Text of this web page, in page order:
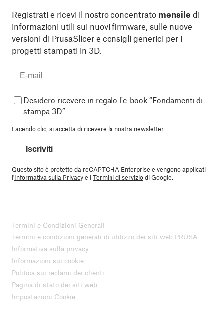
Registrati e ricevi il nostro concentrato mensile di
informazioni utili sui nuovi firmware, sulle nuove
versioni di PrusaSlicer e consigli generici per i
progetti stampati in 3D.
Desidero ricevere in regalo l'e-book “Fondamenti di
stampa 3D”
Facendo clic, si accetta di ricevere la nostra newsletter.
Iscriviti
Questo sito è protetto da reCAPTCHA Enterprise e vengono applicati
l'Informativa sulla Privacye iTermini di serviziodi Google.
Termini e Condizioni Generali
Termini e condizioni generali di utilizzo dei siti web PRUSA
Informativa sulla privacy
Informazioni sui cookie
Politica sui reclami dei clienti
Pagina di stato dei siti web
Impostazioni Cookie